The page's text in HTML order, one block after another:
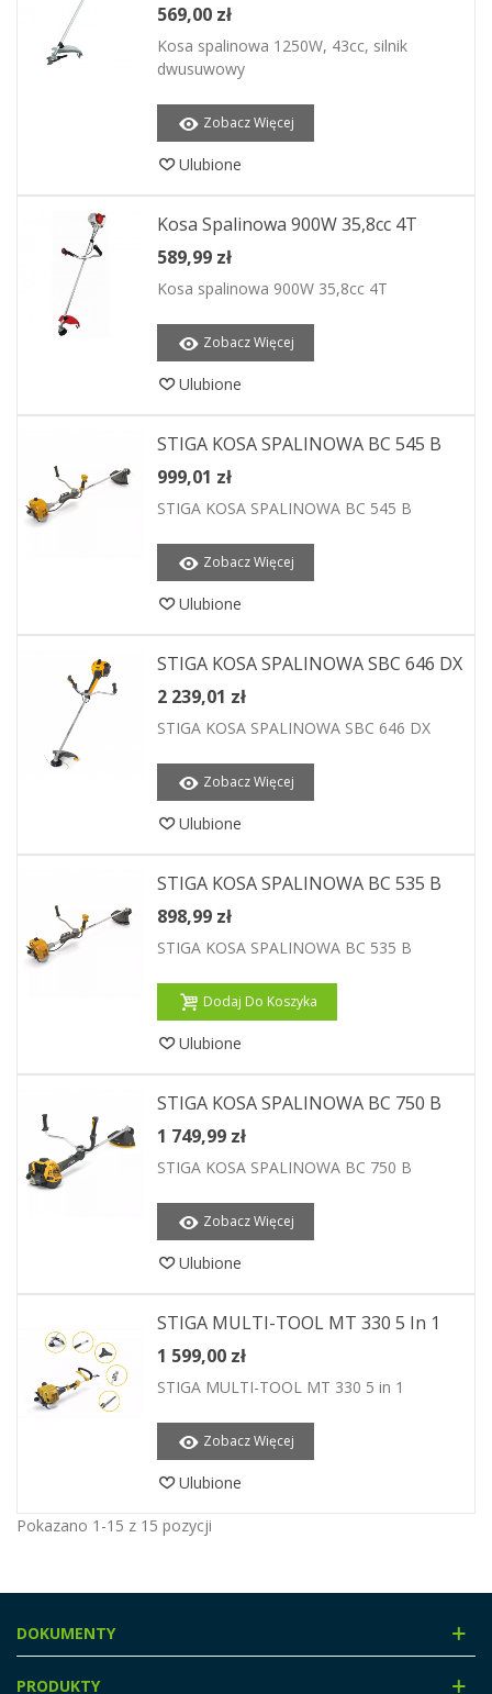
569,00 zł
Kosa spalinowa 1250W, 43cc, silnik
dwusuwowy
Zobacz Więcej
Ulubione
Kosa Spalinowa 900W 35,8cc 4T
589,99 zł
Kosa spalinowa 900W 35,8cc 4T
Zobacz Więcej
Ulubione
STIGA KOSA SPALINOWA BC 545 B
999,01 zł
STIGA KOSA SPALINOWA BC 545 B
Zobacz Więcej
Ulubione
STIGA KOSA SPALINOWA SBC 646 DX
2 239,01 zł
STIGA KOSA SPALINOWA SBC 646 DX
Zobacz Więcej
Ulubione
STIGA KOSA SPALINOWA BC 535 B
898,99 zł
STIGA KOSA SPALINOWA BC 535 B
Dodaj Do Koszyka
Ulubione
STIGA KOSA SPALINOWA BC 750 B
1 749,99 zł
STIGA KOSA SPALINOWA BC 750 B
Zobacz Więcej
Ulubione
STIGA MULTI-TOOL MT 330 5 In 1
1 599,00 zł
STIGA MULTI-TOOL MT 330 5 in 1
Zobacz Więcej
Ulubione
Pokazano 1-15 z 15 pozycji
DOKUMENTY
PRODUKTY